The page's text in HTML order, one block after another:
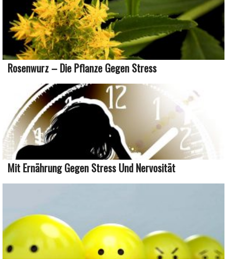
Rosenwurz – Die Pflanze Gegen Stress
Mit Ernährung Gegen Stress Und Nervosität